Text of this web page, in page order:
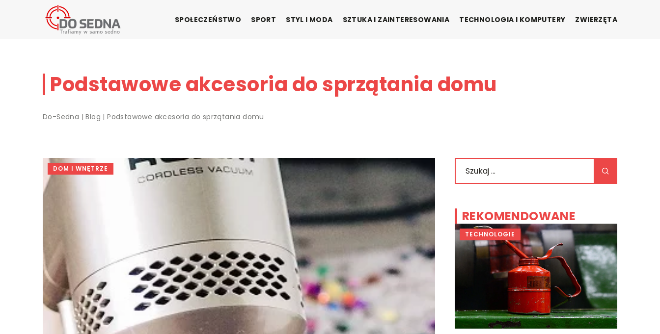
SPOŁECZEŃSTWO SPORT STYL I MODA SZTUKA I ZAINTERESOWANIA TECHNOLOGIA I KOMPUTERY ZWIERZĘTA
Podstawowe akcesoria do sprzątania domu
Do-Sedna |Blog |Podstawowe akcesoria do sprzątania domu
DOM I WNĘTRZE
REKOMENDOWANE
TECHNOLOGIE